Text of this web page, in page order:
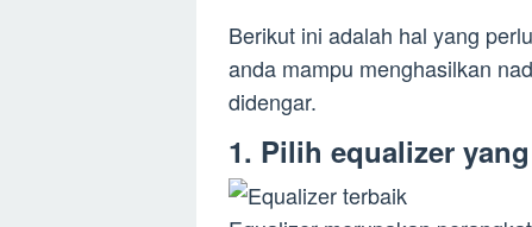
Berikut ini adalah hal yang
anda mampu menghasilkan
didengar.
1. Pilih equalizer